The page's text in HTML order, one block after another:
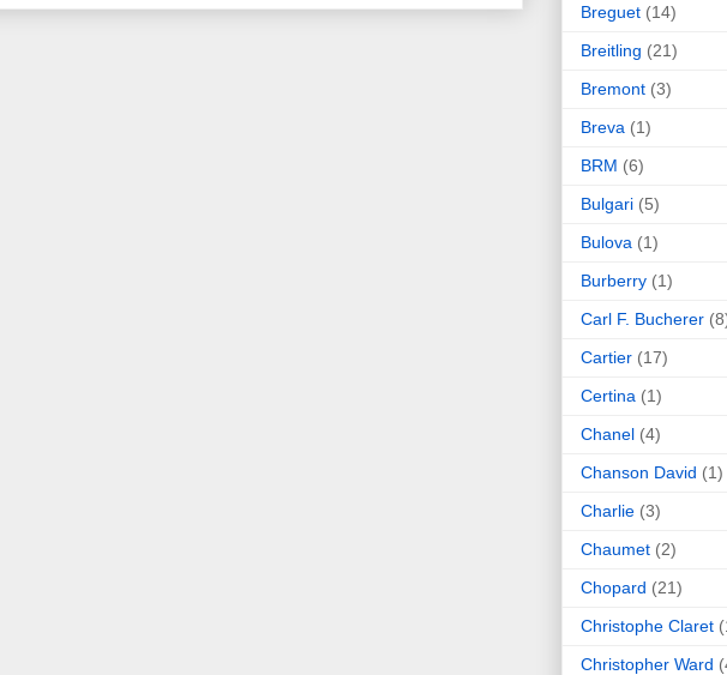
Breguet (14)
Breitling (21)
Bremont (3)
Breva (1)
BRM (6)
Bulgari (5)
Bulova (1)
Burberry (1)
Carl F. Bucherer
Cartier (17)
Certina (1)
Chanel (4)
Chanson David (1)
Charlie (3)
Chaumet (2)
Chopard (21)
Christophe Claret
Christopher Ward